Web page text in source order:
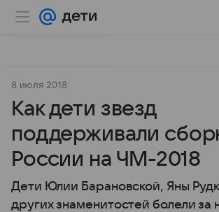
8 июля 2018
Как дети звезд
поддерживали
России на ЧМ-2018
Дети Юлии Барановской, Яны
других знаменитостей болели за